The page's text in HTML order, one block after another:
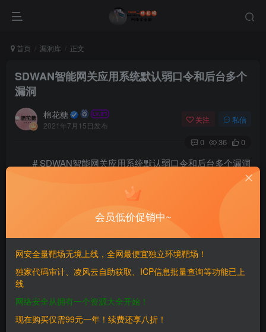
首页 漏洞库 正文
SDWAN智能网关应用系统默认弱口令和后台多个
漏洞
棉花糖
2021年7月15日发布
关注 私信
0 36 0
# SDWAN智能网关应用系统默认弱口令和后台多个漏洞
SDWAN智能网关应用系统自爆弱口令，后台任意文件
上传，命令执行等等漏洞
## 漏洞影响
> SDWAN智能网关应用系统
会员低价促销中~
网安全量靶场无境上线，全网最便宜独立环境靶场！
独家代码审计、凌风云自助获取、ICP信息批量查询等功能已上
线
网络安全从拥有一个资源大全开始！
现在购买仅需99元一年！续费还享八折！